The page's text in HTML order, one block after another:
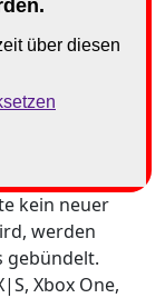
kein neuer
werden
gebündelt.
Xbox One,